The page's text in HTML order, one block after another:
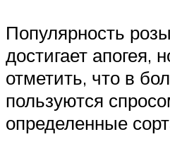
Популярность
достигает апогея,
отметить, что в
пользуются
определенные